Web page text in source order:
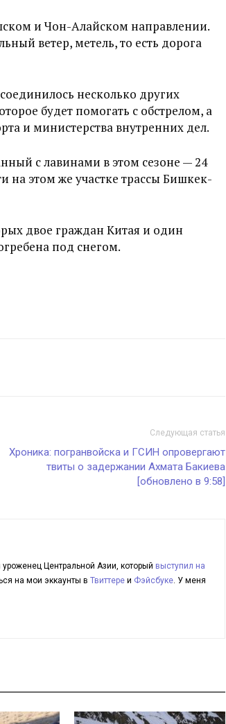
и Чон-Алайском направлении.
ветер, метель, то есть дорога
несколько других
будет помогать с обстрелом, а
и министерства внутренних дел.
с лавинами в этом сезоне — 24
этом же участке трассы Бишкек-
двое граждан Китая и один
под снегом.
Следующая статья
Хроника: погранвойска и ГСИН опровергают
твиты о задержании Ахмата Бакиева
[обновлено в 9:58]
Центральной Азии, который выступил на
на мои эккаунты в Твиттере и Фэйсбуке. У меня